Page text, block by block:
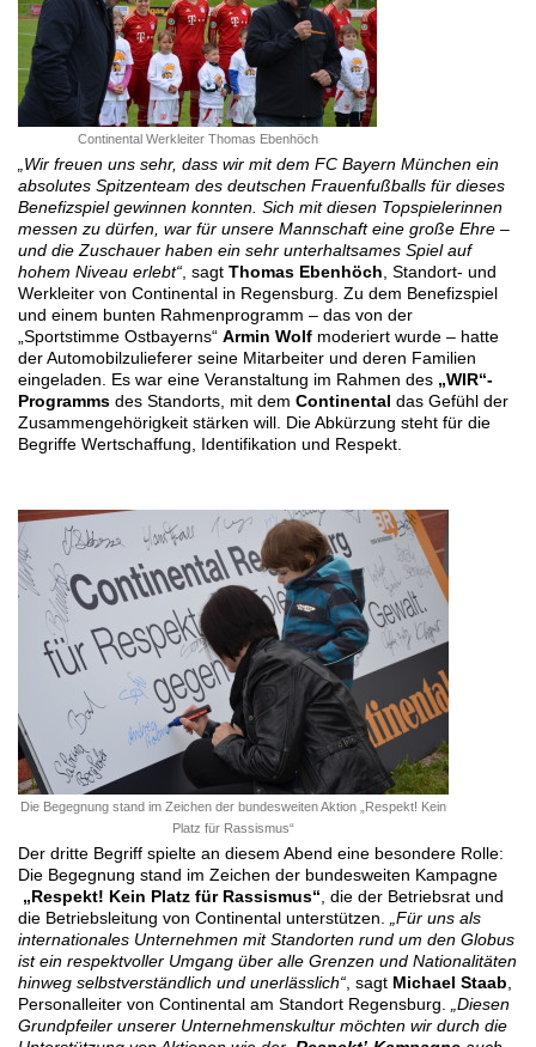
Continental Werkleiter Thomas Ebenhöch
„Wir freuen uns sehr, dass wir mit dem FC Bayern München ein
absolutes Spitzenteam des deutschen Frauenfußballs für dieses
Benefizspiel gewinnen konnten. Sich mit diesen Topspielerinnen
messen zu dürfen, war für unsere Mannschaft eine große Ehre –
und die Zuschauer haben ein sehr unterhaltsames Spiel auf
hohem Niveau erlebt“ , sagt Thomas Ebenhöch , Standort- und
Werkleiter von Continental in Regensburg. Zu dem Benefizspiel
und einem bunten Rahmenprogramm – das von der
„Sportstimme Ostbayerns“ Armin Wolf moderiert wurde – hatte
der Automobilzulieferer seine Mitarbeiter und deren Familien
eingeladen. Es war eine Veranstaltung im Rahmen des „WIR“-
Programms des Standorts, mit dem Continental das Gefühl der
Zusammengehörigkeit stärken will. Die Abkürzung steht für die
Begriffe Wertschaffung, Identifikation und Respekt.
Die Begegnung stand im Zeichen der bundesweiten Aktion „Respekt! Kein
Platz für Rassismus“
Der dritte Begriff spielte an diesem Abend eine besondere Rolle:
Die Begegnung stand im Zeichen der bundesweiten Kampagne
„Respekt! Kein Platz für Rassismus“ , die der Betriebsrat und
die Betriebsleitung von Continental unterstützen.
„Für uns als
internationales Unternehmen mit Standorten rund um den Globus
ist ein respektvoller Umgang über alle Grenzen und Nationalitäten
hinweg selbstverständlich und unerlässlich“ , sagt Michael Staab
Personalleiter von Continental am Standort Regensburg.
„Diesen
Grundpfeiler unserer Unternehmenskultur möchten wir durch die